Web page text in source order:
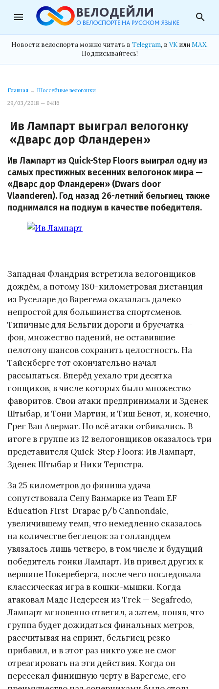
menu search
Новости велоспорта можно читать в Telegram, в VK илиMAX.
Подписывайтесь!
Главная → Шоссейные велогонки
29/03/2018 — 04:16
Ив Лампарт выиграл велогонку
«Дварс дор Фландерен»
Ив Лампарт из Quick-Step Floors выиграл одну из
самых престижных весенних велогонок мира —
«Дварс дор Фландерен» (Dwars door
Vlaanderen). Год назад 26-летний бельгиец также
поднимался на подиум в качестве победителя.
Западная Фландрия встретила велогонщиков
дождём, а потому 180-километровая дистанция
из Руселаре до Варегема оказалась далеко
непростой для большинства спортсменов.
Типичные для Бельгии дороги и брусчатка —
фон, множество падений, не оставившие
пелотону шансов сохранить целостность. На
Тайенберге тот окончательно начал
рассыпаться. Вперёд уехало три десятка
гонщиков, в числе которых было множество
фаворитов. Свои атаки предпринимали и Зденек
Штыбар, и Тони Мартин, и Тиш Бенот, и, конечно,
Грег Ван Авермат. Но всё атаки отбивались. В
итоге в группе из 12 велогонщиков оказалось три
представителя Quick-Step Floors: Ив Лампарт,
Зденек Штыбар и Ники Терпстра.
За 25 километров до финиша удача
сопутствовала Сепу Ванмарке из Team EF
Education First-Drapac p/b Cannondale,
увеличившему темп, что немедленно сказалось
на количестве беглецов: за голландцем
увязалось лишь четверо, в том числе и будущий
победитель гонки Лампарт. Ив привел других к
вершине Нокереберга, после чего последовала
классическая игра в кошки-мышки. Когда
атаковал Мадс Педерсен из Trek — Segafredo,
Лампарт мгновенно ответил, а затем, поняв, что
группа будет дожидаться финальных метров,
рассчитывая на спринт, бельгиец резко
прибавил, и в этот раз никто уже не смог
отреагировать на эти действия. Когда он
пересекал финишную черту в Варегеме, его